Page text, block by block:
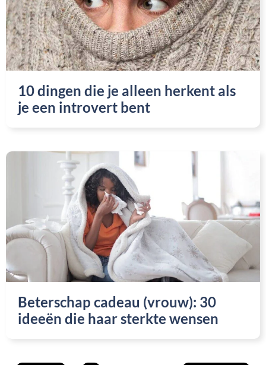
10 dingen die je alleen herkent als
je een introvert bent
Beterschap cadeau (vrouw): 30
ideeën die haar sterkte wensen